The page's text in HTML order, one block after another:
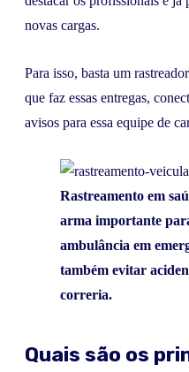
novas cargas.
Para isso, basta um
que faz essas entregas,
avisos para essa equipe de
Rastreamento em
arma importante
ambulância em
também evitar
correria.
Quais são os